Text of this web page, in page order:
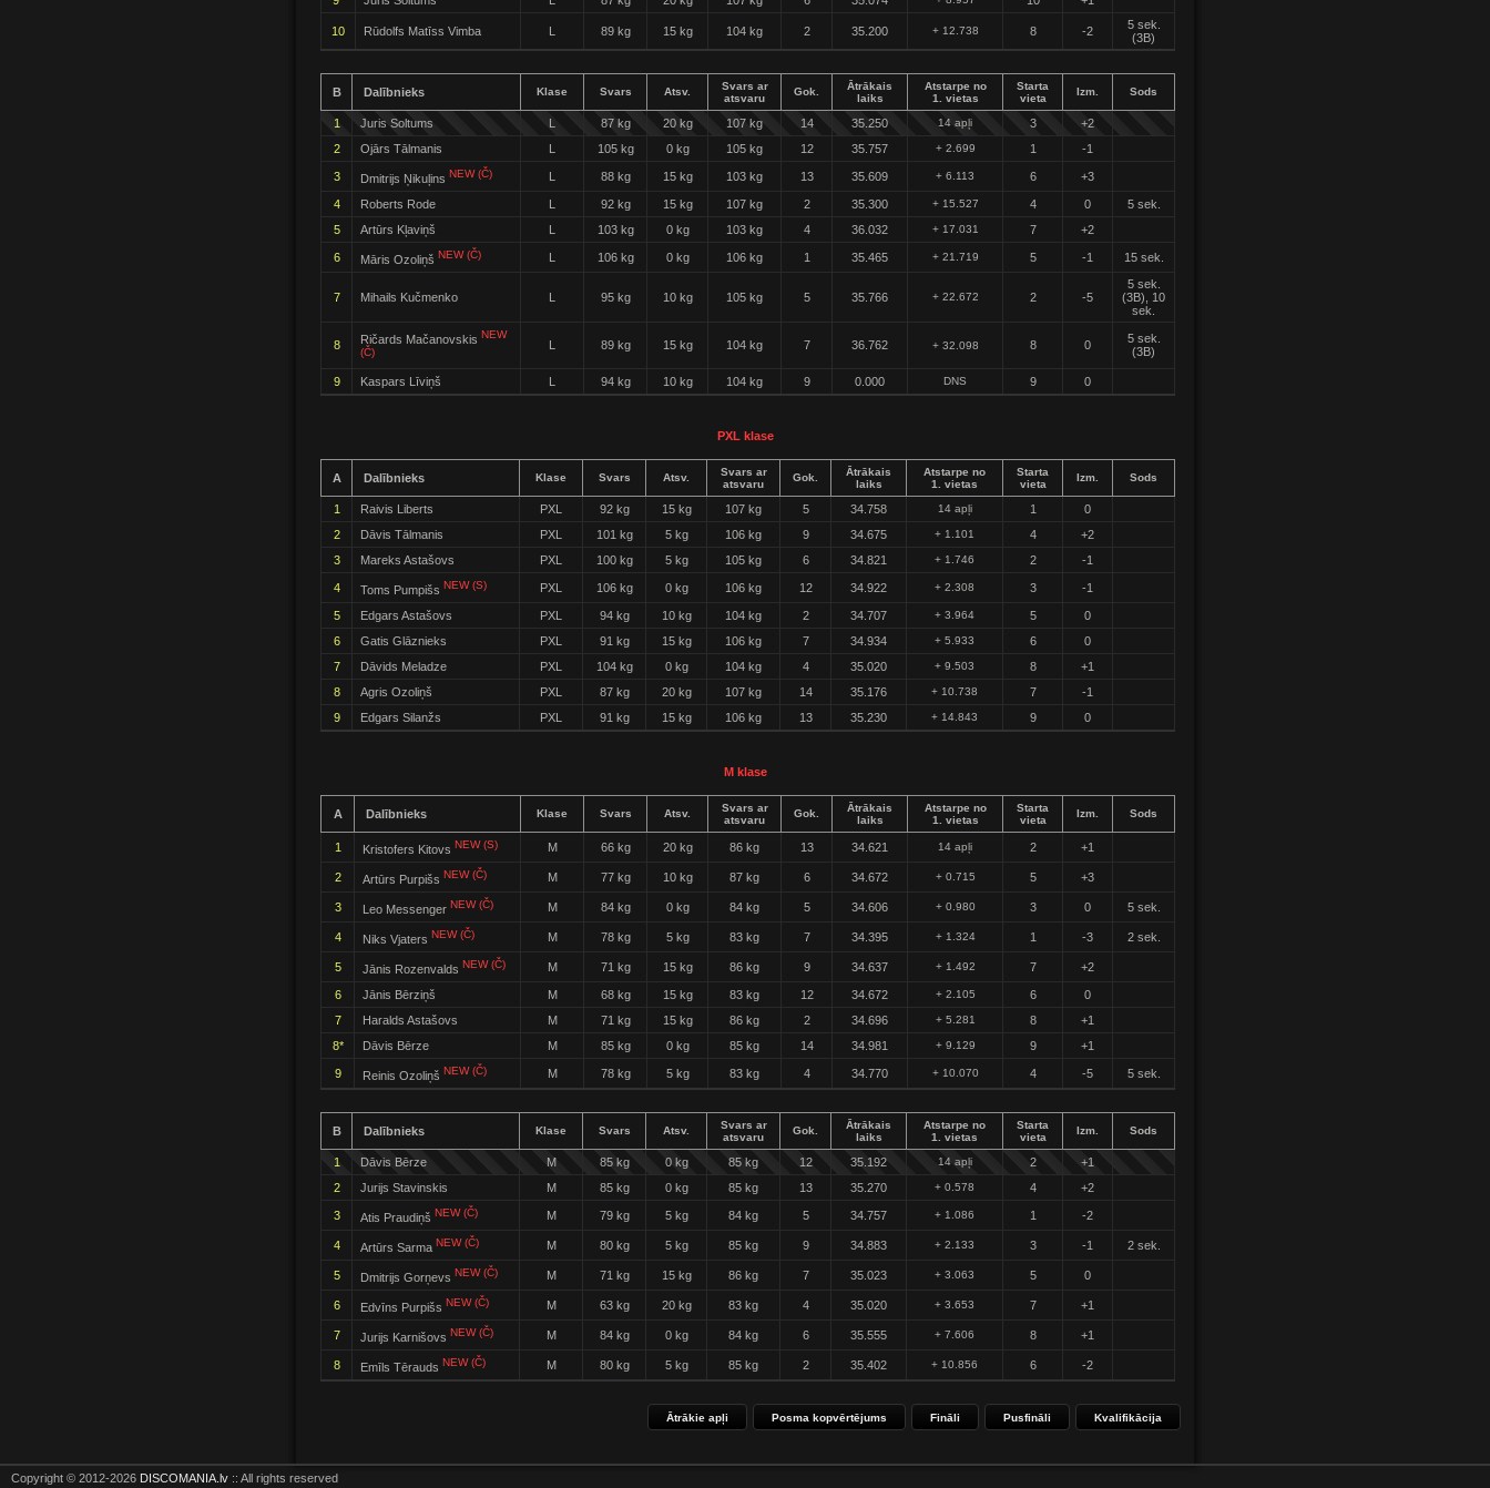
10 Rūdolfs Matīss Vimba 89 kg 15 kg 104 kg 2 35.200 + 12.738 8 -2
5 sek.
(3B)
B Dalībnieks Klase Svars Atsv.
Svars ar
atsvaru
Gok.
Ātrākais
laiks
Atstarpe no
1. vietas
Starta
vieta
Izm. Sods
1 Juris Soltums 87 kg 20 kg 107 kg 14 35.250 14 apļi 3
+2
2
Ojārs Tālmanis 105 kg 0 kg 105 kg 12 35.757 + 2.699 1 -1
3 Dmitrijs Ņikuļins NEW (Č) 88 kg 15 kg 103 kg 13 35.609 + 6.113 6 +3
4 Roberts Rode 92 kg 15 kg 107 kg 2 35.300 + 15.527 4 0
5 sek.
5
Artūrs Kļaviņš 103 kg 0 kg 103 kg 4 36.032 + 17.031 7 +2
6 Māris Ozoliņš NEW (Č) 106 kg 0 kg 106 kg 1 35.465 + 21.719 5 -1 15 sek.
7 Mihails Kučmenko 95 kg 10 kg 105 kg 5 35.766 + 22.672 2 -5
5 sek.
(3B), 10
sek.
8 Ričards Mačanovskis NEW
(Č)
89 kg 15 kg 104 kg 7 36.762 + 32.098 8 0
5 sek.
(3B)
9 Kaspars Līviņš 94 kg 10 kg 104 kg 9 0.000 DNS 9 0
PXL klase
A Dalībnieks Klase Svars Atsv.
Svars ar
atsvaru
Gok.
Ātrākais
laiks
Atstarpe no
1. vietas
Starta
vieta
Izm. Sods
1 Raivis Liberts PXL 92 kg 15 kg 107 kg 5 34.758 14 apļi 1
0
2
Dāvis Tālmanis PXL 101 kg 5 kg 106 kg 9 34.675 + 1.101 4
+2
3
Mareks Astašovs PXL 100 kg 5 kg 105 kg 6 34.821 + 1.746 2 -1
4 Toms Pumpišs NEW (S) PXL 106 kg 0 kg 106 kg 12 34.922 + 2.308 3 -1
5 Edgars Astašovs PXL 94 kg 10 kg 104 kg 2 34.707 + 3.964 5
0
6
Gatis Glāznieks PXL 91 kg 15 kg 106 kg 7 34.934 + 5.933 6
0
7
Dāvids Meladze PXL 104 kg 0 kg 104 kg 4 35.020 + 9.503 8
+1
8
Agris Ozoliņš PXL 87 kg 20 kg 107 kg 14 35.176 + 10.738 7
-1
9
Edgars Silanžs PXL 91 kg 15 kg 106 kg 13 35.230 + 14.843 9 0
M klase
A Dalībnieks Klase Svars Atsv.
Svars ar
atsvaru
Gok.
Ātrākais
laiks
Atstarpe no
1. vietas
Starta
vieta
Izm. Sods
1 Kristofers Kitovs NEW (S) M 66 kg 20 kg 86 kg 13 34.621 14 apļi 2 +1
2 Artūrs Purpišs NEW (Č) M 77 kg 10 kg 87 kg 6 34.672 + 0.715 5 +3
3 Leo Messenger NEW (Č) M 84 kg 0 kg 84 kg 5 34.606 + 0.980 3 0 5 sek.
4 Niks Vjaters NEW (Č) M 78 kg 5 kg 83 kg 7 34.395 + 1.324 1 -3 2 sek.
5 Jānis Rozenvalds NEW (Č) M 71 kg 15 kg 86 kg 9 34.637 + 1.492 7 +2
6 Jānis Bērziņš M 68 kg 15 kg 83 kg 12 34.672 + 2.105 6
0
7
Haralds Astašovs M 71 kg 15 kg 86 kg 2 34.696 + 5.281 8
+1
8*
Dāvis Bērze M 85 kg 0 kg 85 kg 14 34.981 + 9.129 9 +1
9 Reinis Ozoliņš NEW (Č) M 78 kg 5 kg 83 kg 4 34.770 + 10.070 4 -5 5 sek.
B Dalībnieks Klase Svars Atsv.
Svars ar
atsvaru
Gok.
Ātrākais
laiks
Atstarpe no
1. vietas
Starta
vieta
Izm. Sods
1 Dāvis Bērze M 85 kg 0 kg 85 kg 12 35.192 14 apļi 2
+1
2
Jurijs Stavinskis M 85 kg 0 kg 85 kg 13 35.270 + 0.578 4 +2
3 Atis Praudiņš NEW (Č) M 79 kg 5 kg 84 kg 5 34.757 + 1.086 1 -2
4 Artūrs Sarma NEW (Č) M 80 kg 5 kg 85 kg 9 34.883 + 2.133 3 -1 2 sek.
5 Dmitrijs Gorņevs NEW (Č) M 71 kg 15 kg 86 kg 7 35.023 + 3.063 5 0
6 Edvīns Purpišs NEW (Č) M 63 kg 20 kg 83 kg 4 35.020 + 3.653 7 +1
7 Jurijs Karnišovs NEW (Č) M 84 kg 0 kg 84 kg 6 35.555 + 7.606 8 +1
8 Emīls Tērauds NEW (Č) M 80 kg 5 kg 85 kg 2 35.402 + 10.856 6 -2
Kvalifikācija
Pusfināli
Fināli
Posma kopvērtējums
Ātrākie apļi
Copyright © 2012-2026 DISCOMANIA.lv :: All rights reserved